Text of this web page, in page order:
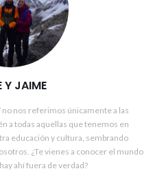
Y JAIME
no nos referimos únicamente a las
a todas aquellas que tenemos en
educación y cultura, sembrando
¿Te vienes a conocer el mundo
ahí fuera de verdad?